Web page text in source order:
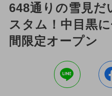
648通りの雪見だ
スタム！中目黒
間限定オープン